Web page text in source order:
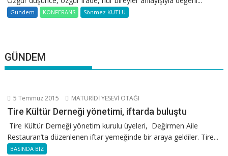
Gündem KONFERANS Sönmez KUTLU
GÜNDEM
5 Temmuz 2015 MATURİDİ YESEVİ OTAĞI
Tire Kültür Derneği yönetimi, iftarda buluştu
Tire Kültür Derneği yönetim kurulu üyeleri, Değirmen Aile
Restauran’ta düzenlenen iftar yemeğinde bir araya geldiler. Tire...
BASINDA BİZ